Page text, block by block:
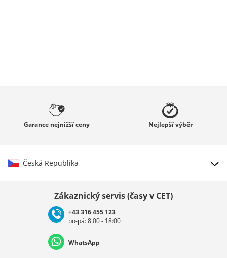
Garance nejnižší ceny Nejlepšívýběr
Česká Republika
Deutschland Österreich
Zákaznický servis (časy v CET)
+43 316 455 123
po-pá: 8:00 - 18:00
WhatsApp